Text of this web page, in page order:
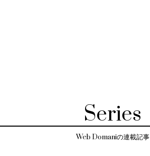
Series
Web Domaniの連載記事